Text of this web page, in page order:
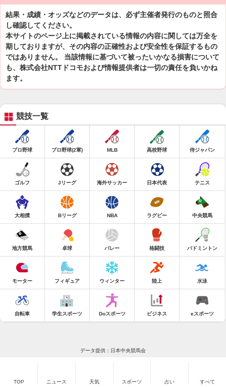
結果・成績・オッズなどのデータは、必ず主催者発行のものと照合
し確認してください。
本サイトのページ上に掲載されている情報の内容に関しては万全を
期しておりますが、その内容の正確性および安全性を保証するもの
ではありません。 当該情報に基づいて被ったいかなる損害について
も、株式会社NTTドコモおよび情報提供者は一切の責任を負いかね
ます。
競技一覧
プロ野球 プロ野球(2軍) MLB 高校野球 侍ジャパン
ゴルフ Jリーグ 海外サッカー 日本代表 テニス
大相撲 Bリーグ NBA ラグビー 中央競馬
地方競馬 卓球 バレー 格闘技 バドミントン
モーター フィギュア ウィンター 陸上 水泳
自転車 学生スポーツ Doスポーツ ビジネス eスポーツ
データ提供：日本中央競馬会
TOP ニュース 天気 スポーツ 占い すべて